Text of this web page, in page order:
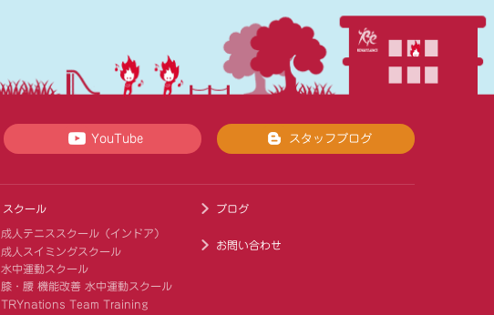
YouTube スタッフブログ
スクール
成人テニススクール（インドア）
成人スイミングスクール
水中運動スクール
膝・腰 機能改善 水中運動スクール
TRYnations Team Training
ブログ
お問い合わせ